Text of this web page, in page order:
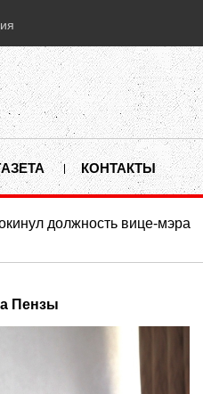
КОНТАКТЫ
должность вице-мэра
Пензы